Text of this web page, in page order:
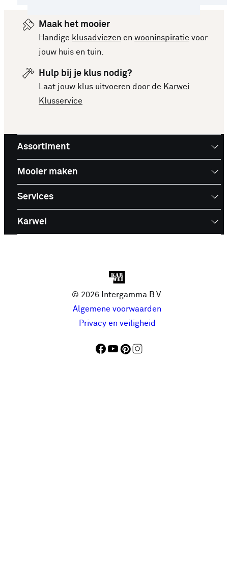
Maak het mooier
Handige klusadviezen en wooninspiratie voor
jouw huis en tuin.
Hulp bij je klus nodig?
Laat jouw klus uitvoeren door de Karwei
Klusservice
Assortiment
Mooier maken
Services
Karwei
© 2026 Intergamma B.V.
Algemene voorwaarden
Privacy en veiligheid